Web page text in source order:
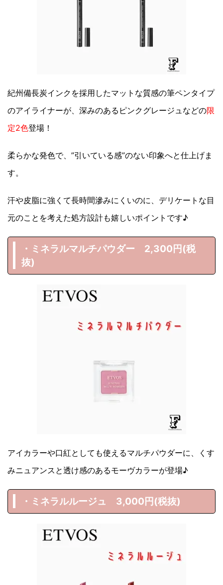
紀州備長炭インクを採用したマットな質感の筆ペンタイプ
のアイライナーが、深みのあるピンクグレージュなどの限
定2色登場！
柔らかな発色で、”引いている感”のない印象へと仕上げま
す。
汗や皮脂に強くて長時間滲みにくいのに、デリケートな目
元のことを考えた処方設計も嬉しいポイントです♪
・ミネラルマルチパウダー 2,300円(税
抜)
アイカラーや口紅としても使えるマルチパウダーに、くす
みニュアンスと透け感のあるモーヴカラーが登場♪
・ミネラルルージュ 3,000円(税抜)